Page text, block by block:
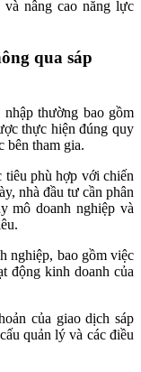
nâng cao năng lực
qua sáp
thường bao gồm
thực hiện đúng quy
bên tham gia.
tiêu phù hợp với chiến
nhà đầu tư cần phân
mô doanh nghiệp và
nghiệp, bao gồm việc
động kinh doanh của
của giao dịch sáp
quản lý và các điều